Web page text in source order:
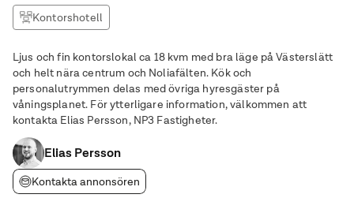
Kontorshotell
Ljus och fin kontorslokal ca 18 kvm med bra läge på Västerslätt
och helt nära centrum och Noliafälten. Kök och
personalutrymmen delas med övriga hyresgäster på
våningsplanet. För ytterligare information, välkommen att
kontakta Elias Persson, NP3 Fastigheter.
Elias Persson
Kontakta annonsören